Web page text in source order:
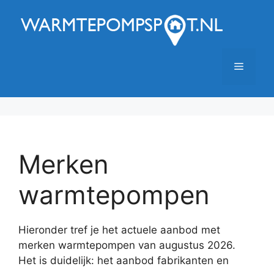
naar
Menu
Merken
warmtepompen
Hieronder tref je het actuele aanbod met
merken warmtepompen van augustus 2026.
Het is duidelijk: het aanbod fabrikanten en